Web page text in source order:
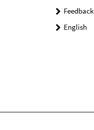
Feedback
English